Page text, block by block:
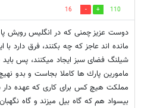
110
16
دوست عزيز چمنى كه در انگليس رويش
مانده اند عاجز كه چه بكنند، فرق دارد
شيلنگ فضاى سبز ايجاد ميكنند، پس بايد
مامورين پارك ها كاملا بجاست و بدو
مملكت هيچ كس براى كارى كه عهده
بيسواد هم كه گاه بيل ميزند و گاه